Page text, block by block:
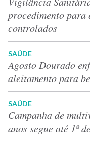
procedimento para
controlados
SAÚDE
Agosto Dourado
aleitamento para
SAÚDE
Campanha de
anos segue até 1º